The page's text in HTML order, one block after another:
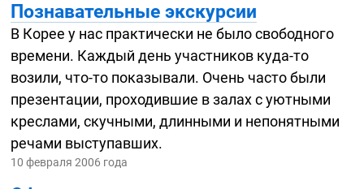
Познавательные экскурсии
В Корее у нас практически не было свободного
времени. Каждый день участников куда-то
возили,что-то показывали. Очень часто были
презентации, проходившие в залах с уютными
креслами, скучными, длинными и непонятными
речами выступавших.
10 февраля 2006 года